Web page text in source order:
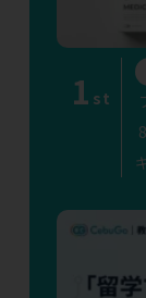
1 st